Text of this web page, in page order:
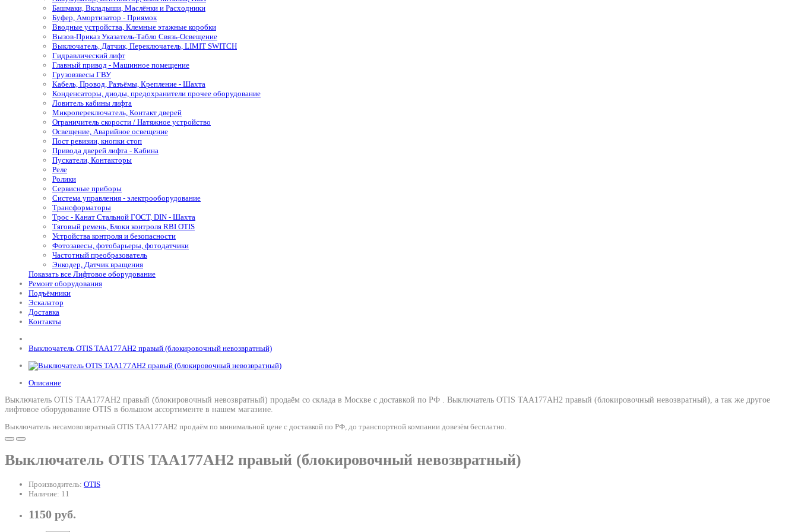
Башмаки, Вкладыши, Маслёнки и Расходники
Буфер, Амортизатор - Приямок
Вводные устройства, Клемные этажные коробки
Вызов-Приказ Указатель-Табло Связь-Освещение
Выключатель, Датчик, Переключатель, LIMIT SWITCH
Гидравлический лифт
Главный привод - Машинное помещение
Грузовзвесы ГВУ
Кабель, Провод, Разъёмы, Крепление - Шахта
Конденсаторы, диоды, предохранители прочее оборудование
Ловитель кабины лифта
Микропереключатель, Контакт дверей
Ограничитель скорости / Натяжное устройство
Освещение, Аварийное освещение
Пост ревизии, кнопки стоп
Привода дверей лифта - Кабина
Пускатели, Контакторы
Реле
Ролики
Сервисные приборы
Система управления - электрооборудование
Трансформаторы
Трос - Канат Стальной ГОСТ, DIN - Шахта
Тяговый ремень, Блоки контроля RBI OTIS
Устройства контроля и безопасности
Фотозавесы, фотобарьеры, фотодатчики
Частотный преобразователь
Энкодер, Датчик вращения
Показать все Лифтовое оборудование
Ремонт оборудования
Подъёмники
Эскалатор
Доставка
Контакты
Выключатель OTIS TAA177AH2 правый (блокировочный невозвратный)
Описание
Выключатель OTIS TAA177AH2 правый (блокировочный невозвратный) продаём со склада в Москве с доставкой по РФ . Выключатель OTIS TAA177AH2 правый (блокировочный невозвратный), а так же другое
лифтовое оборудование OTIS в большом ассортименте в нашем магазине.
Выключатель несамовозвратный OTIS TAA177AH2 продаём по минимальной цене с доставкой по РФ, до транспортной компании довезём бесплатно.
Выключатель OTIS TAA177AH2 правый (блокировочный невозвратный)
Производитель: OTIS
Наличие: 11
1150 руб.